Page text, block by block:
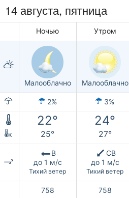
14 августа, пятница
Ночью Утром
Малооблачно Малооблачно
2% 3%
22° 24°
к 25° 27°
В
до 1 м/с
Тихий ветер
СВ
до 1 м/с
Тихий ветер
758
758